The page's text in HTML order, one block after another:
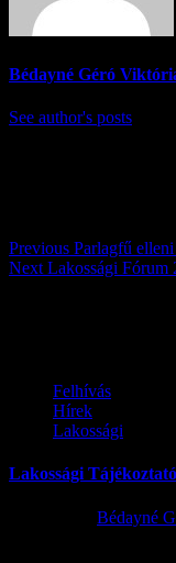
Bédayné Géró
See author's posts
Previous Parlagfű
Next Lakossági Fórum
Felhívás
Hírek
Lakossági
Lakossági
Bédayné